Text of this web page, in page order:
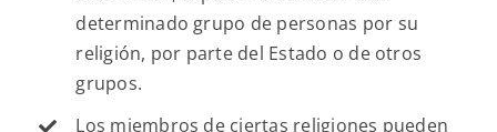
determinado grupo de personas por su
religión, por parte del Estado o de otros
grupos.
Los miembros de ciertas religiones pueden